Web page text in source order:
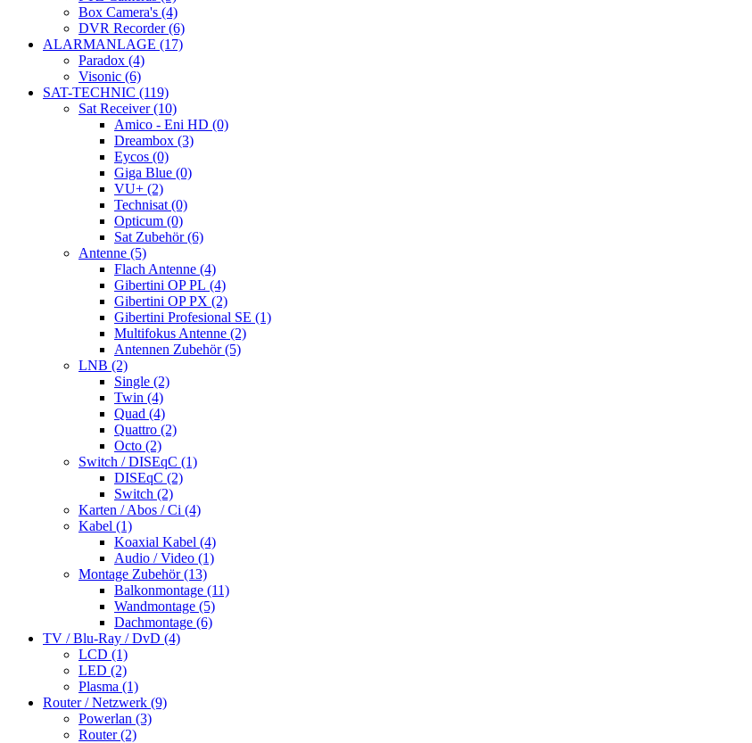
Box Camera's (4)
DVR Recorder (6)
ALARMANLAGE (17)
Paradox (4)
Visonic (6)
SAT-TECHNIC (119)
Sat Receiver (10)
Amico - Eni HD (0)
Dreambox (3)
Eycos (0)
Giga Blue (0)
VU+ (2)
Technisat (0)
Opticum (0)
Sat Zubehör (6)
Antenne (5)
Flach Antenne (4)
Gibertini OP PL (4)
Gibertini OP PX (2)
Gibertini Profesional SE (1)
Multifokus Antenne (2)
Antennen Zubehör (5)
LNB (2)
Single (2)
Twin (4)
Quad (4)
Quattro (2)
Octo (2)
Switch / DISEqC (1)
DISEqC (2)
Switch (2)
Karten / Abos / Ci (4)
Kabel (1)
Koaxial Kabel (4)
Audio / Video (1)
Montage Zubehör (13)
Balkonmontage (11)
Wandmontage (5)
Dachmontage (6)
TV / Blu-Ray / DvD (4)
LCD (1)
LED (2)
Plasma (1)
Router / Netzwerk (9)
Powerlan (3)
Router (2)